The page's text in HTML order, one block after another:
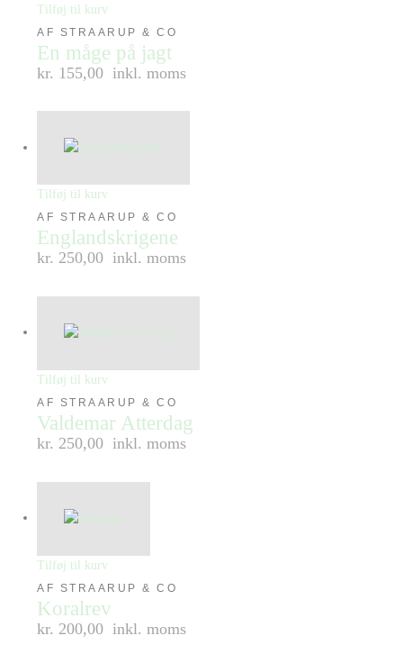
Tilføj til kurv
AF STRAARUP & CO
En måge på jagt
kr. 155,00 inkl. moms
Tilføj til kurv
AF STRAARUP & CO
Englandskrigene
kr. 250,00 inkl. moms
Tilføj til kurv
AF STRAARUP & CO
Valdemar Atterdag
kr. 250,00 inkl. moms
Tilføj til kurv
AF STRAARUP & CO
Koralrev
kr. 200,00 inkl. moms